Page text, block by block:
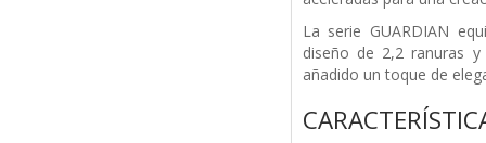
La serie GUARDIAN
diseño de 2,2 ranuras
añadido un toque de